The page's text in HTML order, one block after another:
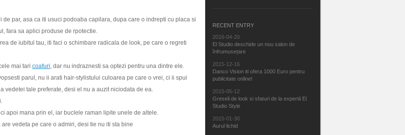
par, asa ca iti usuci podoaba capilara, dupa care o indrepti cu placa si
fara sa aplici produse de rpotectie.
de iubitul tau, iti faci o schimbare radicala de look, pe care o regreti
mai tari coafuri, dar nu indraznesti sa optezi pentru una dintre ele.
parul, nu ii arati hair-stylistului culoarea pe care o vrei, ci ii spui
vedetei tale preferate, desi el nu a auzit niciodata de ea.
apoi mana prin el, iar buclele raman lipite unele de altele.
vedeta pe care o admiri, desi tie nu iti sta bine
RECENT ENTRY
2016-04-20
El Studio deschide un nou salon de
înfrumusețare
2015-12-16
Danco Vision iti ofera 1000 Euro pentru
publicitate online!
2015-05-12
Greseli de look si sfaturi de la expertii El
Studio Style
2015-01-30
Aurul lichid